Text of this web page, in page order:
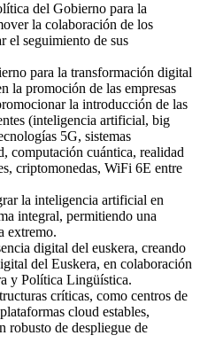
del Gobierno para la
la colaboración de los
el seguimiento de sus
para la transformación digital
la promoción de las empresas
la introducción de las
(inteligencia artificial, big
5G, sistemas
computación cuántica, realidad
criptomonedas, WiFi 6E entre
la inteligencia artificial en
integral, permitiendo una
extremo.
digital del euskera, creando
del Euskera, en colaboración
y Política Lingüística.
críticas, como centros de
cloud estables,
robusto de despliegue de